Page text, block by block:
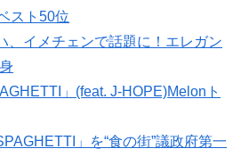
スト50位
、イメチェンで話題に！エレガン
」(feat. J-HOPE)Melonト
」を“食の街”議政府第一